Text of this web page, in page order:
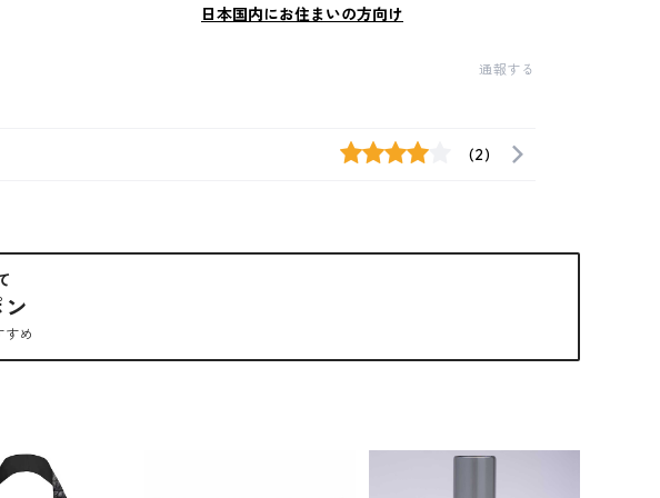
日本国内にお住まいの方向け
通報する
(2)
すめ